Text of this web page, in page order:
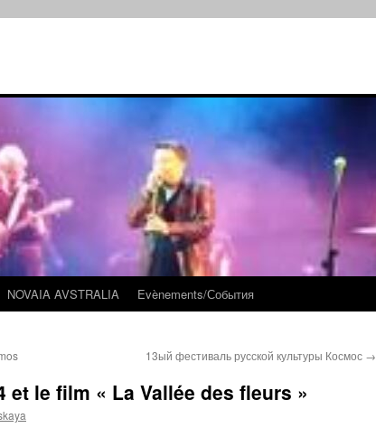
NOVAIA AVSTRALIA Evènements/События
13ый фестиваль русской культуры Космос →
le film « La Vallée des fleurs »